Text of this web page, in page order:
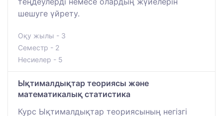
шешуге үйрету.
Оқу жылы - 3
Семестр - 2
Несиелер - 5
Ықтималдықтар теориясы және
математикалық статистика
Курс Ықтималдықтар теориясының негізгі